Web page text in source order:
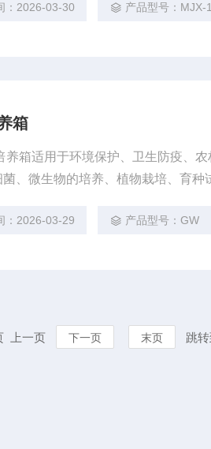
：2026-03-30 产品型号：MJX-
箱
养箱适用于环境保护、卫生防疫、
、微生物的培养、植物栽培、育种
：2026-03-29 产品型号：GW
上一页 下一页 末页 跳